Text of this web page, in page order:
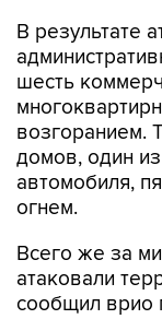
В результате
шесть
возгоранием.
домов, один
автомобиля,
огнем.
Всего же за
атаковали
сообщил врио